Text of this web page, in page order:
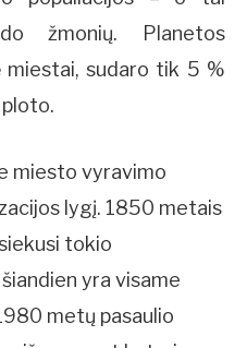
žmonių. Planetos
sudaro tik 5 %
miesto vyravimo
lygį. 1850 metais
tokio
yra visame
metų pasaulio